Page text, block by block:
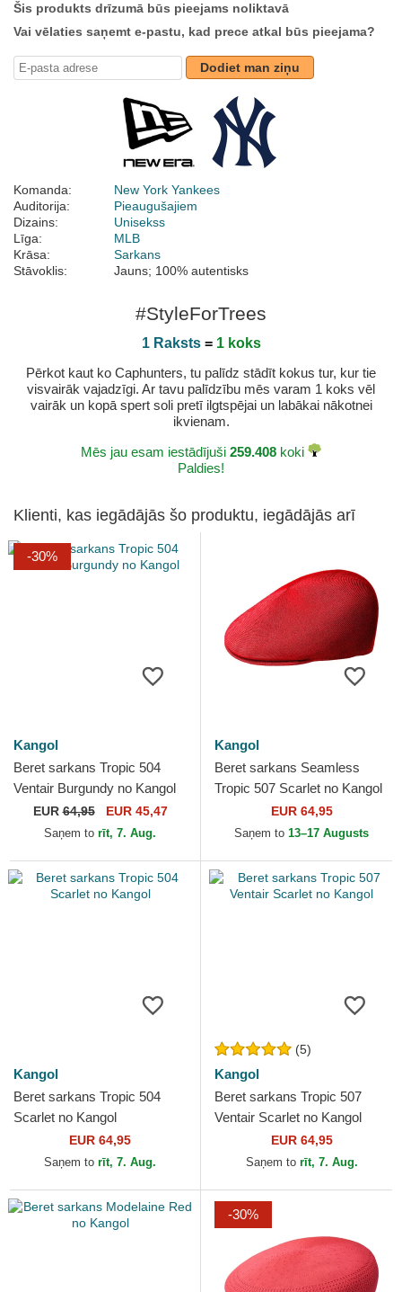
Šis produkts drīzumā būs pieejams noliktavā
Vai vēlaties saņemt e-pastu, kad prece atkal būs pieejama?
Dodiet man ziņu
Komanda:
New York Yankees
Auditorija:
Pieaugušajiem
Dizains:
Unisekss
Līga:
MLB
Krāsa:
Sarkans
Stāvoklis:
Jauns; 100% autentisks
#StyleForTrees
1 Raksts= 1 koks
Pērkot kaut ko Caphunters, tu palīdz stādīt kokus tur, kur tie
visvairāk vajadzīgi. Ar tavu palīdzību mēs varam 1 koks vēl
vairāk un kopā spert soli pretī ilgtspējai un labākai nākotnei
ikvienam.
Mēs jau esam iestādījuši 259.408 koki
Paldies!
Klienti, kas iegādājās šo produktu, iegādājās arī
-30%
Kangol
Beret sarkans Tropic 504
Ventair Burgundy no Kangol
EUR64,95 EUR 45,47
Saņem to rīt, 7. Aug.
Kangol
Beret sarkans Seamless
Tropic 507 Scarlet no Kangol
EUR 64,95
Saņem to 13–17 Augusts
Kangol
Beret sarkans Tropic 504
Scarlet no Kangol
EUR 64,95
Saņem to rīt, 7. Aug.
(5)
Kangol
Beret sarkans Tropic 507
Ventair Scarlet no Kangol
EUR 64,95
Saņem to rīt, 7. Aug.
-30%